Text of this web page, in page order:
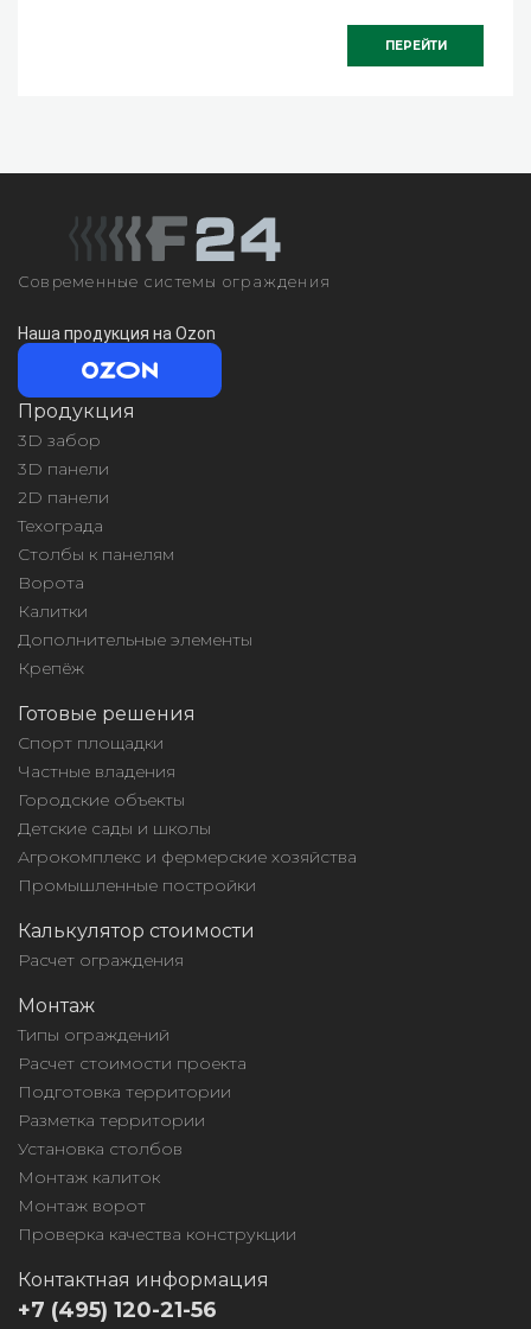
ПЕРЕЙТИ
Современные системы ограждения
Наша продукция на Ozon
Продукция
3D забор
3D панели
2D панели
Техограда
Столбы к панелям
Ворота
Калитки
Дополнительные элементы
Крепёж
Готовые решения
Спорт площадки
Частные владения
Городские объекты
Детские сады и школы
Агрокомплекс и фермерские хозяйства
Промышленные постройки
Калькулятор стоимости
Расчет ограждения
Монтаж
Типы ограждений
Расчет стоимости проекта
Подготовка территории
Разметка территории
Установка столбов
Монтаж калиток
Монтаж ворот
Проверка качества конструкции
Контактная информация
+7 (495) 120-21-56